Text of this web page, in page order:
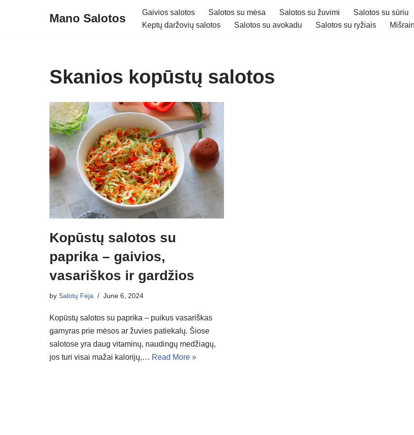
Mano Salotos Gaivios salotos Salotos su mėsa Salotos su žuvimi Salotos su sūriu
Keptų daržovių salotos
Salotos su avokadu Salotos su ryžiais
Skanios kopūstų salotos
Kopūstų salotos su
paprika – gaivios,
vasariškos ir gardžios
by Salotų Fėja June 6, 2024
Kopūstų salotos su paprika – puikus vasariškas
garnyras prie mėsos ar žuvies patiekalų. Šiose
salotose yra daug vitaminų, naudingų medžiagų,
jos turi visai mažai kalorijų,… Read More »